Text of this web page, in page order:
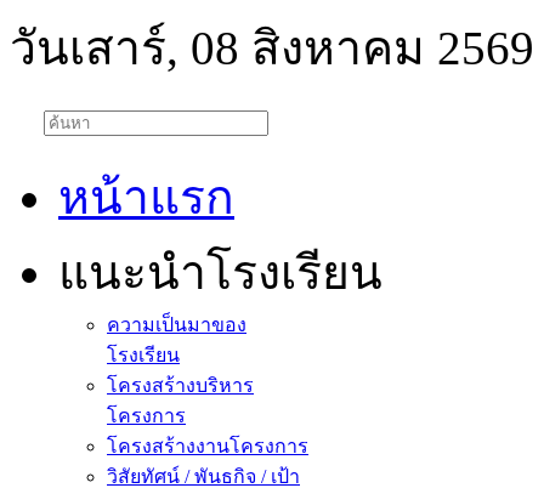
วันเสาร์, 08 สิงหาคม 2569
หน้าแรก
แนะนำโรงเรียน
ความเป็นมาของ
โรงเรียน
โครงสร้างบริหาร
โครงการ
โครงสร้างงานโครงการ
วิสัยทัศน์ / พันธกิจ / เป้า